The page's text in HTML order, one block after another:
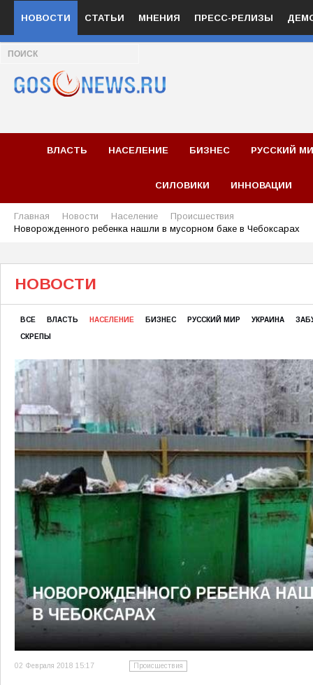
НОВОСТИ СТАТЬИ МНЕНИЯ ПРЕСС-РЕЛИЗЫ
ВЛАСТЬ НАСЕЛЕНИЕ БИЗНЕС РУССКИЙ
СИЛОВИКИ ИННОВАЦИИ
Главная Новости Население
Происшествия
Новорожденного ребенка нашли в мусорном баке в Чебоксарах
НОВОСТИ
ВСЕ ВЛАСТЬ НАСЕЛЕНИЕ БИЗНЕС РУССКИЙ МИР УКРАИНА
СКРЕПЫ
02 Февраля 2018 15:17 Происшествия